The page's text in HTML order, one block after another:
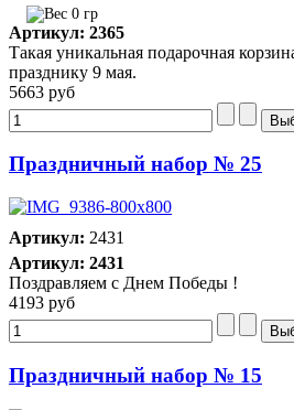
0 гр
Артикул: 2365
Такая уникальная подарочная
празднику 9 мая.
5663 руб
Праздничный набор № 25
Артикул: 2431
Артикул: 2431
Поздравляем с Днем Победы !
4193 руб
Праздничный набор № 15